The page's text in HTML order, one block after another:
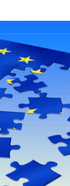
Italiano
English
Français